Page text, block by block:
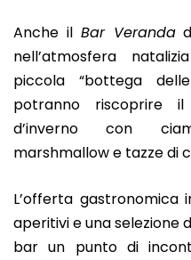
Anche il Bar Veranda
nell’atmosfera
piccola “bottega
potranno riscoprire
d’inverno con
marshmallow e tazze di
L’offerta gastronomica
aperitivi e una selezione
bar un punto di